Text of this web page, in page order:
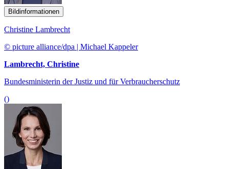
Bildinformationen
Christine Lambrecht
© picture alliance/dpa | Michael Kappeler
Lambrecht, Christine
Bundesministerin der Justiz und für Verbraucherschutz
()